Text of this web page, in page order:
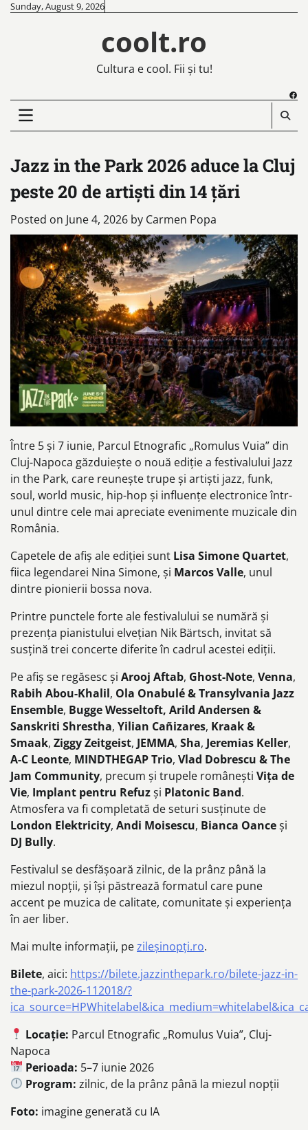
SkipSunday, August 9, 2026
coolt.ro
Cultura e cool. Fii și tu!
Jazz in the Park 2026 aduce la Cluj
peste 20 de artiști din 14 țări
Posted on June 4, 2026 by Carmen Popa
Între 5 și 7 iunie, Parcul Etnografic „Romulus Vuia” din
Cluj-Napoca găzduiește o nouă ediție a festivalului Jazz
in the Park, care reunește trupe și artiști jazz, funk,
soul, world music, hip-hop și influențe electronice într-
unul dintre cele mai apreciate evenimente muzicale din
România.
Capetele de afiș ale ediției sunt Lisa Simone Quartet,
fiica legendarei Nina Simone, și Marcos Valle, unul
dintre pionierii bossa nova.
Printre punctele forte ale festivalului se numără și
prezența pianistului elvețian Nik Bärtsch, invitat să
susțină trei concerte diferite în cadrul acestei ediții.
Pe afiș se regăsesc și Arooj Aftab, Ghost-Note, Venna,
Rabih Abou-Khalil, Ola Onabulé & Transylvania Jazz
Ensemble, Bugge Wesseltoft, Arild Andersen &
Sanskriti Shrestha, Yilian Cañizares, Kraak &
Smaak, Ziggy Zeitgeist, JEMMA, Sha, Jeremias Keller,
A-C Leonte, MINDTHEGAP Trio, Vlad Dobrescu & The
Jam Community, precum și trupele românești Vița de
Vie, Implant pentru Refuzși Platonic Band.
Atmosfera va fi completată de seturi susținute de
London Elektricity, Andi Moisescu, Bianca Oanceși
DJ Bully.
Festivalul se desfășoară zilnic, de la prânz până la
miezul nopții, și își păstrează formatul care pune
accent pe muzica de calitate, comunitate și experiența
în aer liber.
Mai multe informații, pezileșinopți.ro.
Bilete, aici: https://bilete.jazzinthepark.ro/bilete-jazz-in-
the-park-2026-112018/?
Locație: Parcul Etnografic „Romulus Vuia”, Cluj-
Napoca
Perioada: 5–7 iunie 2026
Program: zilnic, de la prânz până la miezul nopții
Foto: imagine generată cu IA